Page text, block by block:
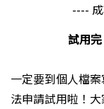
----
試用
一定要到個人檔
法申請試用啦！